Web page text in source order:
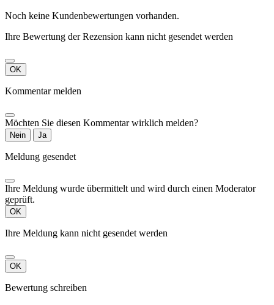
Noch keine Kundenbewertungen vorhanden.
Ihre Bewertung der Rezension kann nicht gesendet werden
OK
Kommentar melden
Möchten Sie diesen Kommentar wirklich melden?
Nein Ja
Meldung gesendet
Ihre Meldung wurde übermittelt und wird durch einen Moderator
geprüft.
OK
Ihre Meldung kann nicht gesendet werden
OK
Bewertung schreiben